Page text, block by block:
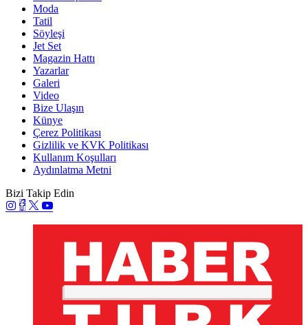
Moda
Tatil
Söyleşi
Jet Set
Magazin Hattı
Yazarlar
Galeri
Video
Bize Ulaşın
Künye
Çerez Politikası
Gizlilik ve KVK Politikası
Kullanım Koşulları
Aydınlatma Metni
Bizi Takip Edin